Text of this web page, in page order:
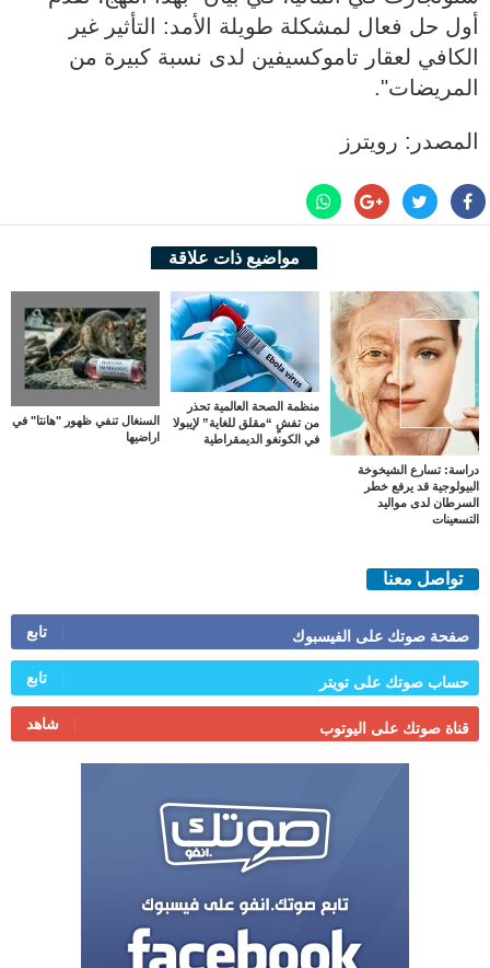
أول حل فعال لمشكلة طويلة الأمد: التأثير غير
الكافي لعقار تاموكسيفين لدى نسبة كبيرة من
المريضات".
المصدر: رويترز
مواضيع ذات علاقة
دراسة: تسارع الشيخوخة
البيولوجية قد يرفع خطر
السرطان لدى مواليد
التسعينات
منظمة الصحة العالمية تحذر
من تفشٍ “مقلق للغاية” لإيبولا
في الكونغو الديمقراطية
السنغال تنفي ظهور "هانتا" في
اراضيها
تواصل معنا
صفحة صوتك على الفيسبوك تابع
حساب صوتك على تويتر تابع
قناة صوتك على اليوتوب شاهد